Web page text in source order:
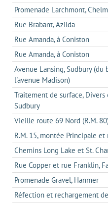
Promenade Larchmont,
Rue Brabant, Azilda
Rue Amanda, à Coniston
Rue Amanda, à Coniston
Avenue Lansing, Sudbury
l'avenue Madison)
Traitement de surface,
Sudbury
Vieille route 69 Nord (R.M.
R.M. 15, montée Principale
Chemins Long Lake et St.
Rue Copper et rue Franklin,
Promenade Gravel, Hanmer
Réfection et rechargement